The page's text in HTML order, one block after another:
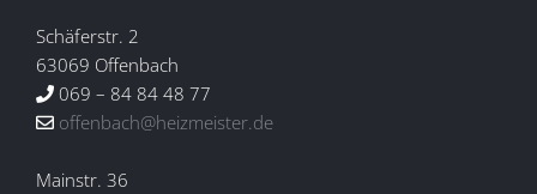
Schäferstr. 2
63069 Offenbach
069 – 84 84 48 77
offenbach@heizmeister.de
Mainstr. 36